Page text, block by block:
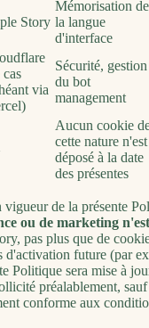
Story
Mémorisation de
la langue
d'interface
via
Sécurité, gestion
du bot
management
Aucun cookie
cette nature n'est
déposé à la date
des présentes
vigueur de la présente
ou de marketing
pas plus que de
d'activation future (par
Politique sera mise à
préalablement,
conforme aux